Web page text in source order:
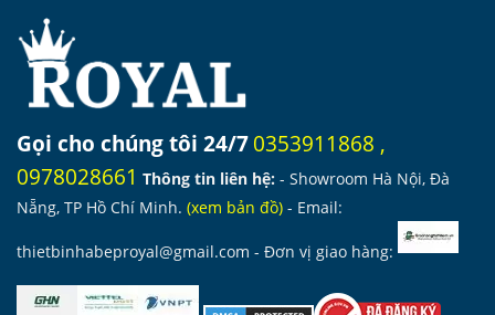
Gọi cho chúng tôi 24/70353911868 ,
0978028661 Thông tin liên hệ: - Showroom Hà Nội, Đà
Nẵng, TP Hồ Chí Minh. (xem bản đồ) - Email:
thietbinhabeproyal@gmail.com - Đơn vị giao hàng: